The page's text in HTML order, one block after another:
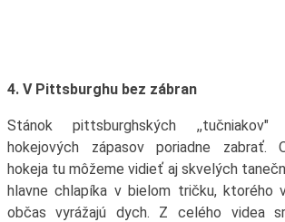
4. V Pittsburghu bez zábran
Stánok pittsburghských
hokejových zápasov poriadne zabrať.
hokeja tu môžeme vidieť aj skvelých
hlavne chlapíka v bielom tričku, ktorého
občas vyrážajú dych. Z celého videa